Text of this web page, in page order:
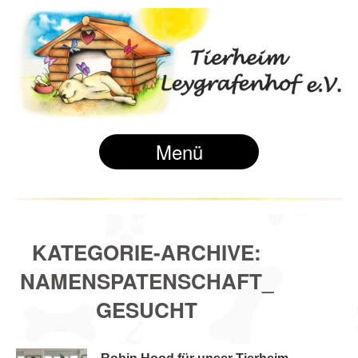
Menü
KATEGORIE-ARCHIVE:
NAMENSPATENSCHAFT_
GESUCHT